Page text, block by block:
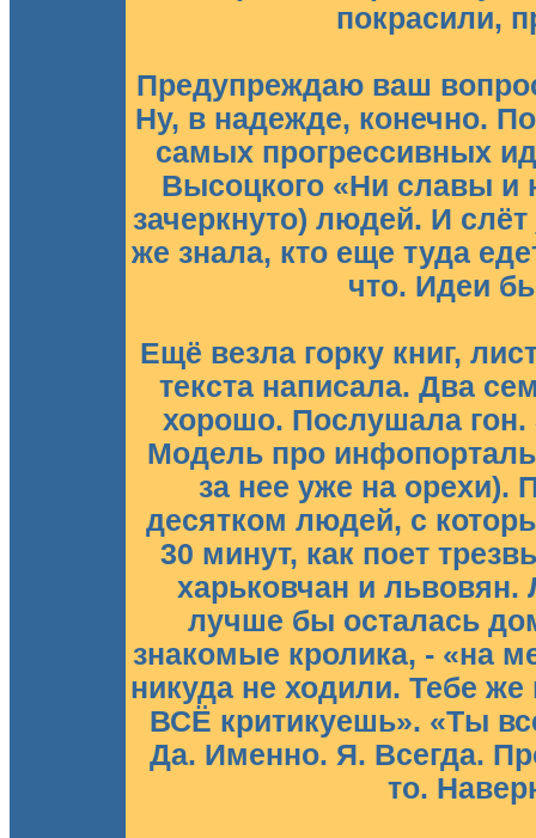
покрасили,
Предупреждаю ваш
Ну, в надежде, конечно.
самых прогрессивных
Высоцкого «Ни славы и
зачеркнуто) людей. И слёт
же знала, кто еще туда
что. Идеи
Ещё везла горку книг,
текста написала. Два
хорошо. Послушала гон.
Модель про
за нее уже на орехи).
десятком людей, с
30 минут, как поет
харьковчан и
лучше бы осталась
знакомые кролика, - «на
никуда не ходили. Тебе
ВСЁ критикуешь». «Ты
Да. Именно. Я. Всегда.
то.